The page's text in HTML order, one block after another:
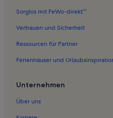
Ferienwohnungen in Altstadt -
Ferienwohnungen in Neues
Ferienwohnungen in
Ferienwohnungen in Königsplatz
Sorglos mit FeWo-direkt™
Vertrauen und Sicherheit
Ressourcen für Partner
Ferienhäuser und
Unternehmen
Über uns